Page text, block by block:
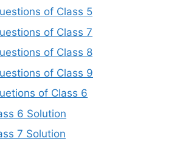
of Class 5
of Class 7
of Class 8
of Class 9
of Class 6
6 Solution
7 Solution